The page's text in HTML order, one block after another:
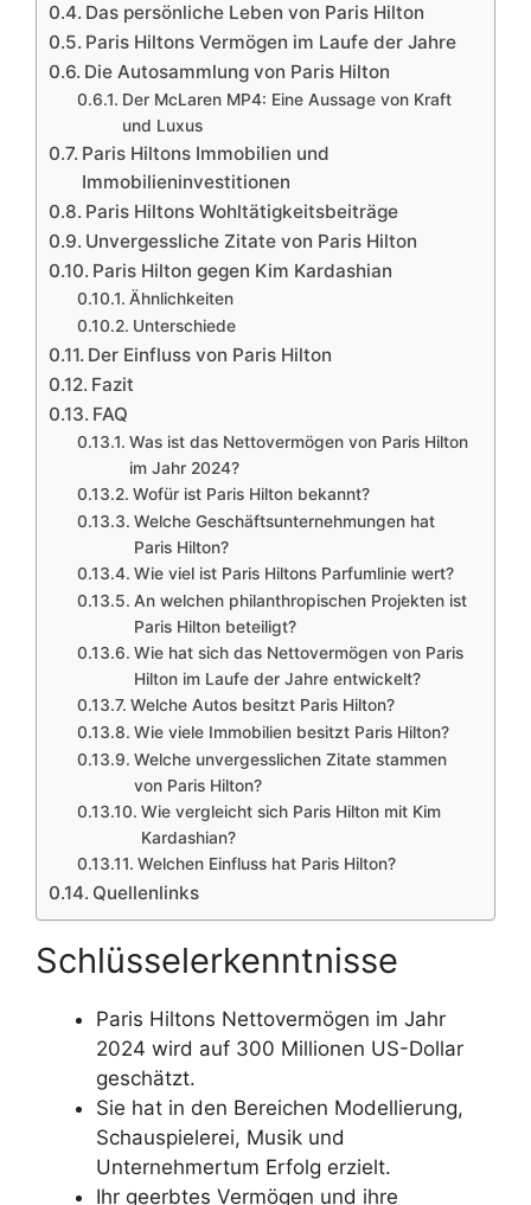
Das persönliche Leben von Paris Hilton
Paris Hiltons Vermögen im Laufe der Jahre
Die Autosammlung von Paris Hilton
Der McLaren MP4: Eine Aussage von Kraft
und Luxus
Paris Hiltons Immobilien und
Immobilieninvestitionen
Paris Hiltons Wohltätigkeitsbeiträge
Unvergessliche Zitate von Paris Hilton
Paris Hilton gegen Kim Kardashian
Ähnlichkeiten
Unterschiede
Der Einfluss von Paris Hilton
Fazit
FAQ
Was ist das Nettovermögen von Paris Hilton
im Jahr 2024?
Wofür ist Paris Hilton bekannt?
Welche Geschäftsunternehmungen hat
Paris Hilton?
Wie viel ist Paris Hiltons Parfumlinie wert?
An welchen philanthropischen Projekten ist
Paris Hilton beteiligt?
Wie hat sich das Nettovermögen von Paris
Hilton im Laufe der Jahre entwickelt?
Welche Autos besitzt Paris Hilton?
Wie viele Immobilien besitzt Paris Hilton?
Welche unvergesslichen Zitate stammen
von Paris Hilton?
Wie vergleicht sich Paris Hilton mit Kim
Kardashian?
Welchen Einfluss hat Paris Hilton?
Quellenlinks
Schlüsselerkenntnisse
Paris Hiltons Nettovermögen im Jahr
2024 wird auf 300 Millionen US-Dollar
geschätzt.
Sie hat in den Bereichen Modellierung,
Schauspielerei, Musik und
Unternehmertum Erfolg erzielt.
Ihr geerbtes Vermögen und ihre